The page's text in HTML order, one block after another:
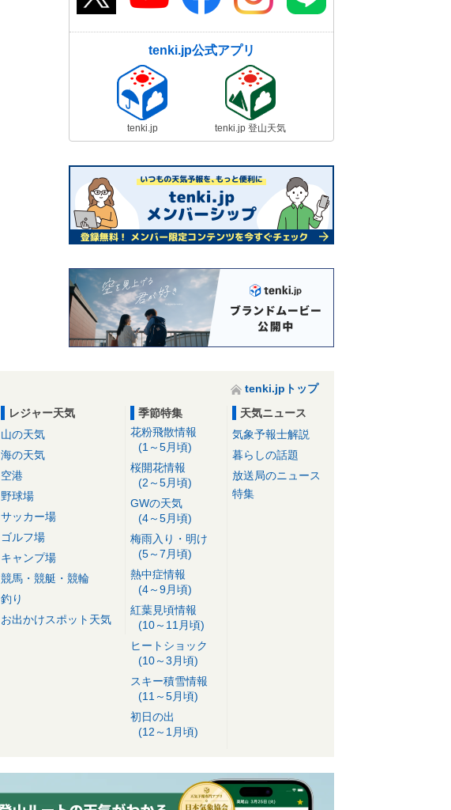
tenki.jp公式アプリ
tenki.jp tenki.jp 登山天気
tenki.jpトップ
レジャー天気
山の天気
海の天気
空港
野球場
サッカー場
ゴルフ場
キャンプ場
競馬・競艇・競輪
釣り
お出かけスポット天気
季節特集
花粉飛散情報
(1～5月頃)
桜開花情報
(2～5月頃)
GWの天気
(4～5月頃)
梅雨入り・明け
(5～7月頃)
熱中症情報
(4～9月頃)
紅葉見頃情報
(10～11月頃)
ヒートショック
(10～3月頃)
スキー積雪情報
(11～5月頃)
初日の出
(12～1月頃)
天気ニュース
気象予報士解説
暮らしの話題
放送局のニュース
特集